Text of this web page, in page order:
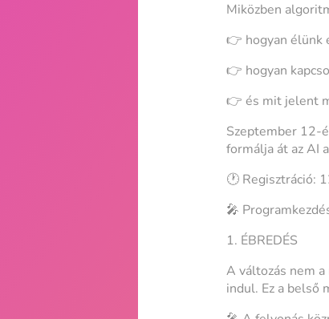
Miközben
👉 hogyan élünk
👉 hogyan
👉 és mit jelent
Szeptember 12-
formálja át az AI
🕐 Regisztráció:
🎤
1. ÉBREDÉS
A változás nem
indul. Ez a belső